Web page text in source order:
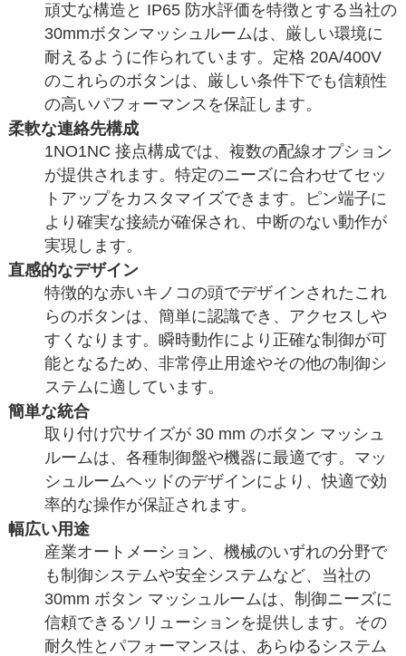
頑丈な構造と IP65 防水評価を特徴とする当社の
30mmボタンマッシュルームは、厳しい環境に
耐えるように作られています。定格 20A/400V
のこれらのボタンは、厳しい条件下でも信頼性
の高いパフォーマンスを保証します。
柔軟な連絡先構成
1NO1NC 接点構成では、複数の配線オプション
が提供されます。特定のニーズに合わせてセッ
トアップをカスタマイズできます。ピン端子に
より確実な接続が確保され、中断のない動作が
実現します。
直感的なデザイン
特徴的な赤いキノコの頭でデザインされたこれ
らのボタンは、簡単に認識でき、アクセスしや
すくなります。瞬時動作により正確な制御が可
能となるため、非常停止用途やその他の制御シ
ステムに適しています。
簡単な統合
取り付け穴サイズが 30 mm のボタン マッシュ
ルームは、各種制御盤や機器に最適です。マッ
シュルームヘッドのデザインにより、快適で効
率的な操作が保証されます。
幅広い用途
産業オートメーション、機械のいずれの分野で
も制御システムや安全システムなど、当社の
30mm ボタン マッシュルームは、制御ニーズに
信頼できるソリューションを提供します。その
耐久性とパフォーマンスは、あらゆるシステム